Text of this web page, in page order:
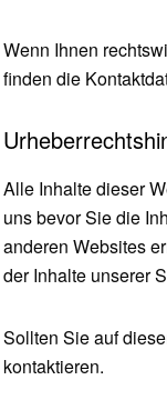
Wenn Ihnen
finden die
Alle Inhalte dieser
uns bevor Sie die
anderen Websites
der Inhalte unserer
Sollten Sie auf
kontaktieren.